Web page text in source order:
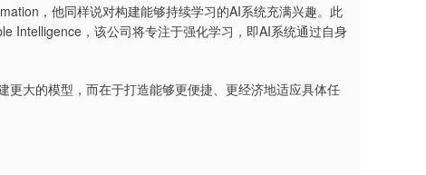
，他同样说对构建能够持续学习的AI系统充满兴趣。此
Intelligence，该公司将专注于强化学习，即AI系统通过自身
大的模型，而在于打造能够更便捷、更经济地适应具体任